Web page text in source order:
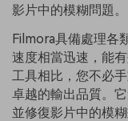
影片中的模糊問題。
Filmora具備處理各
速度相當迅速，能
工具相比，您不必
卓越的輸出品質。
並修復影片中的模糊